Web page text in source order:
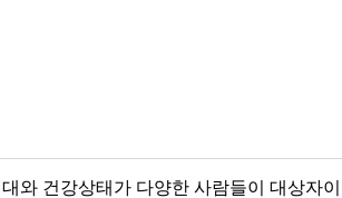
와 건강상태가 다양한 사람들이 대상자